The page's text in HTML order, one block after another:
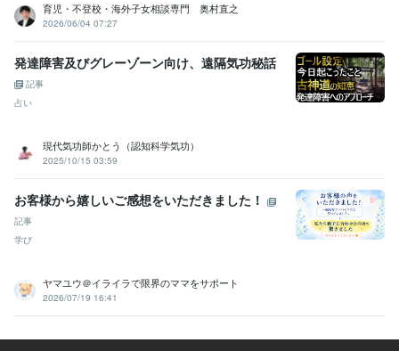
育児・不登校・海外子女相談専門 奥村直之
2026/06/04 07:27
発達障害及びグレーゾーン向け、遠隔気功秘話
記事
占い
現代気功師かとう（認知科学気功）
2025/10/15 03:59
お客様から嬉しいご感想をいただきました！
記事
学び
ヤマユウ＠イライラで限界のママをサポート
2026/07/19 16:41